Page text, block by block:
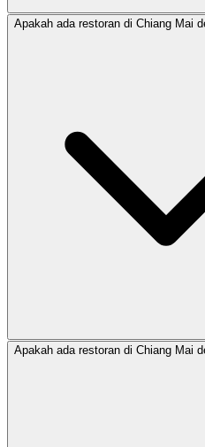
Apakah ada restoran di Chiang Mai
Apakah ada restoran di Chiang Mai